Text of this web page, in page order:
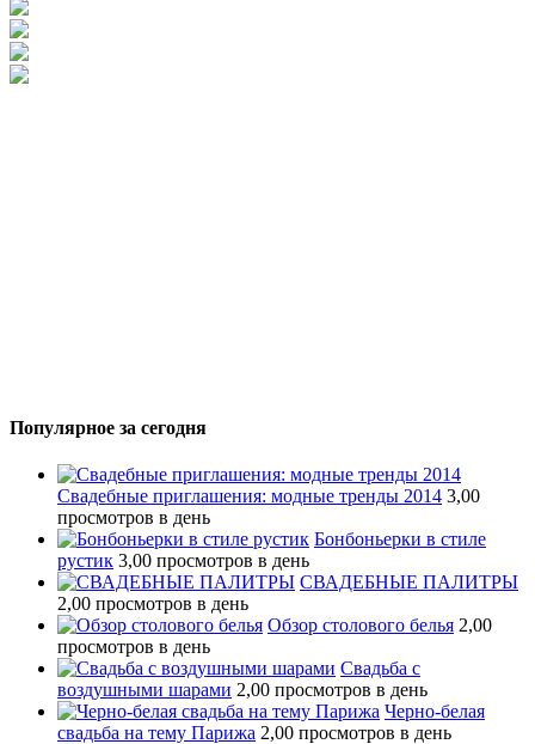
Популярное за сегодня
Свадебные приглашения: модные тренды 2014 3,00
просмотров в день
Бонбоньерки в стиле
рустик 3,00 просмотров в день
СВАДЕБНЫЕ ПАЛИТРЫ
2,00 просмотров в день
Обзор столового белья 2,00
просмотров в день
Свадьба с
воздушными шарами 2,00 просмотров в день
Черно-белая
свадьба на тему Парижа 2,00 просмотров в день